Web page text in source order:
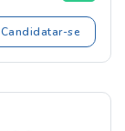
Candidatar-se